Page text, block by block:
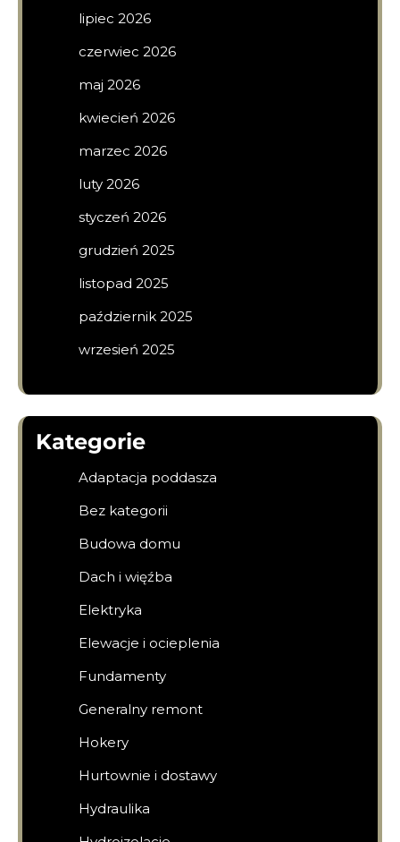
lipiec 2026
czerwiec 2026
maj 2026
kwiecień 2026
marzec 2026
luty 2026
styczeń 2026
grudzień 2025
listopad 2025
październik 2025
wrzesień 2025
Kategorie
Adaptacja poddasza
Bez kategorii
Budowa domu
Dach i więźba
Elektryka
Elewacje i ocieplenia
Fundamenty
Generalny remont
Hokery
Hurtownie i dostawy
Hydraulika